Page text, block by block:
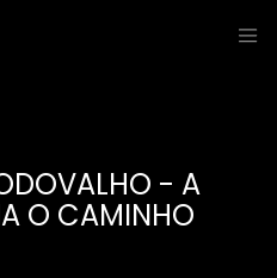
- A
O CAMINHO